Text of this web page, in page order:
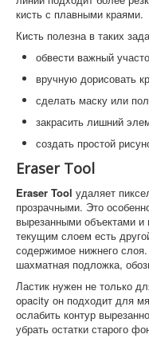
кисть с плавными краями.
Кисть полезна в таких
обвести важный
вручную дорисовать
сделать маску или
закрасить лишний
создать простой
Eraser Tool
Eraser Tool удаляет
прозрачными. Это
вырезанными объектами
текущим слоем есть
содержимое нижнего
шахматная подложка,
Ластик нужен не только
opacity он подходит для
ослабить контур
убрать остатки старого